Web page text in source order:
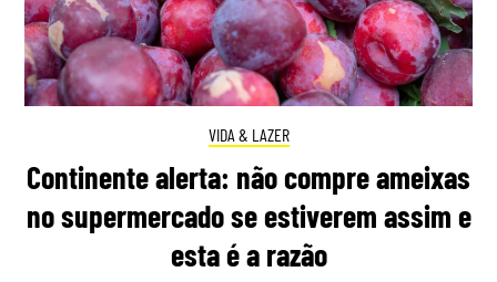
VIDA & LAZER
Continente alerta: não compre ameixas
no supermercado se estiverem assim e
esta é a razão